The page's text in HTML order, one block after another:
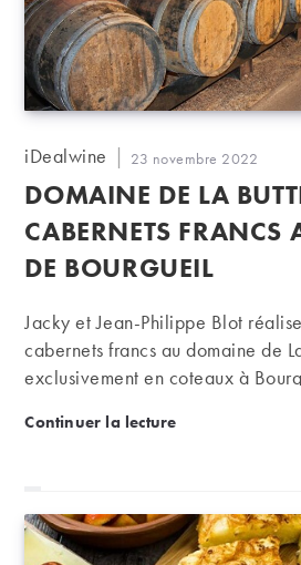
Auteur/autrice
la
publication :
iDealwine
Publication
publiée :
23 novembre 2022
DOMAINE DE LA
CABERNETS FRANCS
DE BOURGUEIL
Jacky et Jean-Philippe Blot
cabernets francs au domaine de
exclusivement en coteaux à
Continuer la lectureDomaine de La